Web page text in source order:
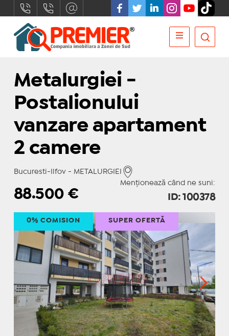
Metalurgiei -
Postalionului
vanzare apartament
2 camere
Bucuresti-Ilfov - METALURGIEI
Menționează când ne suni:
88.500€ ID: 100378
0% COMISION SUPER OFERTĂ